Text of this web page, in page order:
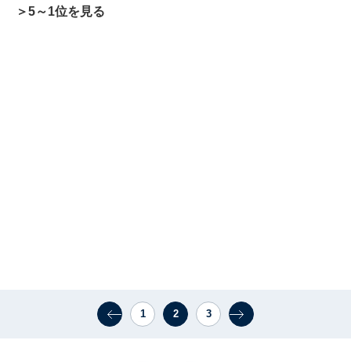
＞5～1位を見る
1 2 3